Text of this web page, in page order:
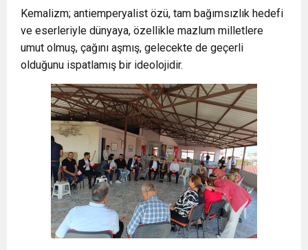
Kemalizm; antiemperyalist özü, tam bağımsızlık hedefi
ve eserleriyle dünyaya, özellikle mazlum milletlere
umut olmuş, çağını aşmış, gelecekte de geçerli
olduğunu ispatlamış bir ideolojidir.